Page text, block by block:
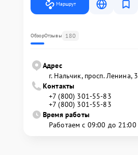
Маршрут
ОбзорОтзывы 180
Адрес
г. Нальчик, просп. Ленина, 3
Контакты
+7 (800) 301-55-83
+7 (800) 301-55-83
Время работы
Работаем с 09:00 до 21:00